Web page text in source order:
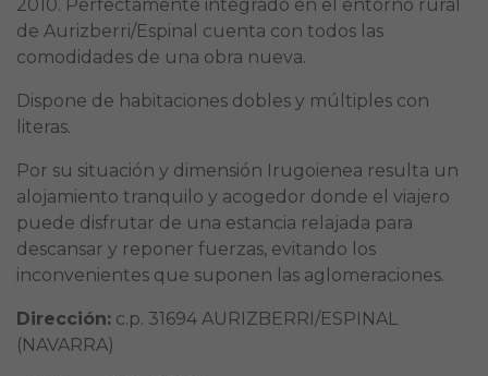
2010. Perfectamente integrado en el entorno rural
de Aurizberri/Espinal cuenta con todos las
comodidades de una obra nueva.
Dispone de habitaciones dobles y múltiples con
literas.
Por su situación y dimensión Irugoienea resulta un
alojamiento tranquilo y acogedor donde el viajero
puede disfrutar de una estancia relajada para
descansar y reponer fuerzas, evitando los
inconvenientes que suponen las aglomeraciones.
Dirección: c.p. 31694 AURIZBERRI/ESPINAL
(NAVARRA)